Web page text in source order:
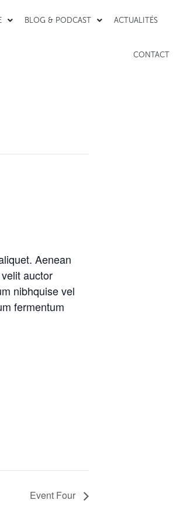
BLOG & PODCAST ACTUALITÉS
CONTACT
Aenean
auctor
nibhquise vel
fermentum
Event Four